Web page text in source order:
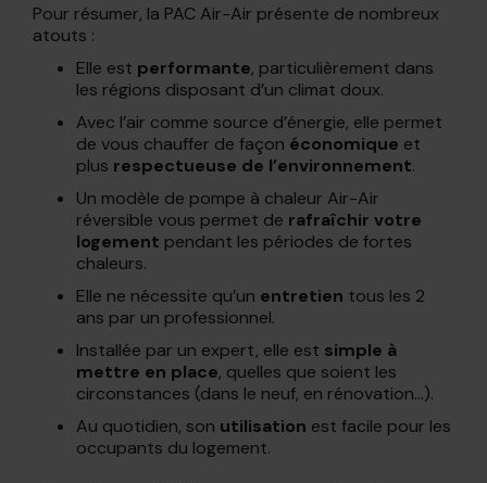
Pour résumer, la PAC Air-Air présente de nombreux
atouts :
Elle est performante, particulièrement dans
les régions disposant d’un climat doux.
Avec l’air comme source d’énergie, elle permet
de vous chauffer de façon économique et
plus respectueuse de l’environnement.
Un modèle de pompe à chaleur Air-Air
réversible vous permet de rafraîchir votre
logement pendant les périodes de fortes
chaleurs.
Elle ne nécessite qu’un entretien tous les 2
ans par un professionnel.
Installée par un expert, elle est simple à
mettre en place, quelles que soient les
circonstances (dans le neuf, en rénovation…).
Au quotidien, son utilisation est facile pour les
occupants du logement.